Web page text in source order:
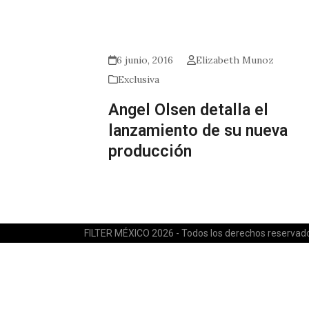
6 junio, 2016
Elizabeth Munoz
Exclusiva
Angel Olsen detalla el
lanzamiento de su nueva
producción
FILTER MÉXICO 2026 - Todos los derechos